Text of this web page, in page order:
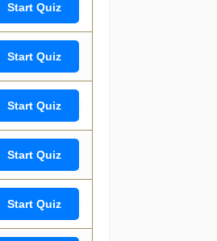
Start Quiz
Start Quiz
Start Quiz
Start Quiz
Start Quiz